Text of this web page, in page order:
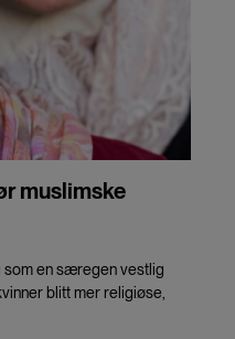
muslimske
som en særegen vestlig
blitt mer religiøse,